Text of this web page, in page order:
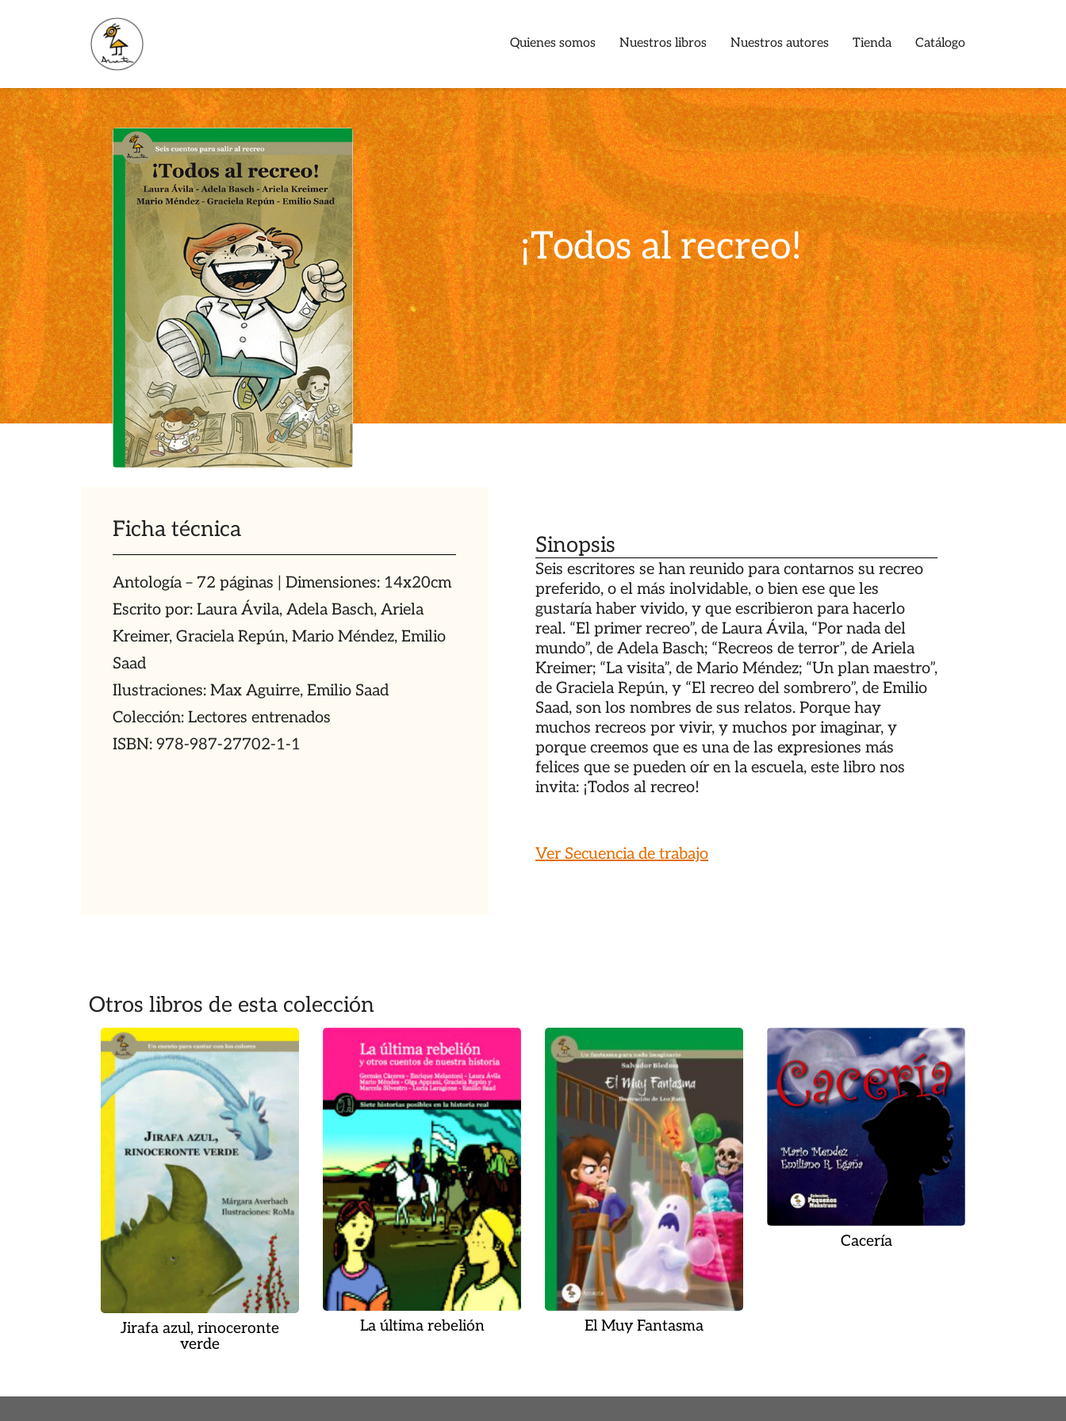
Quienes somos Nuestros libros Nuestros autores Tienda Catálogo
¡Todos al recreo!
Ficha técnica
Antología – 72 páginas | Dimensiones: 14x20cm
Escrito por: Laura Ávila, Adela Basch, Ariela
Kreimer, Graciela Repún, Mario Méndez, Emilio
Saad
Ilustraciones: Max Aguirre, Emilio Saad
Colección: Lectores entrenados
ISBN: 978-987-27702-1-1
Sinopsis
Seis escritores se han reunido para contarnos su recreo
preferido, o el más inolvidable, o bien ese que les
gustaría haber vivido, y que escribieron para hacerlo
real. “El primer recreo”, de Laura Ávila, “Por nada del
mundo”, de Adela Basch; “Recreos de terror”, de Ariela
Kreimer; “La visita”, de Mario Méndez; “Un plan maestro”,
de Graciela Repún, y “El recreo del sombrero”, de Emilio
Saad, son los nombres de sus relatos. Porque hay
muchos recreos por vivir, y muchos por imaginar, y
porque creemos que es una de las expresiones más
felices que se pueden oír en la escuela, este libro nos
invita: ¡Todos al recreo!
Ver Secuencia de trabajo
Otros libros de esta colección
Jirafa azul, rinoceronte
verde
La última rebelión El Muy Fantasma
Cacería